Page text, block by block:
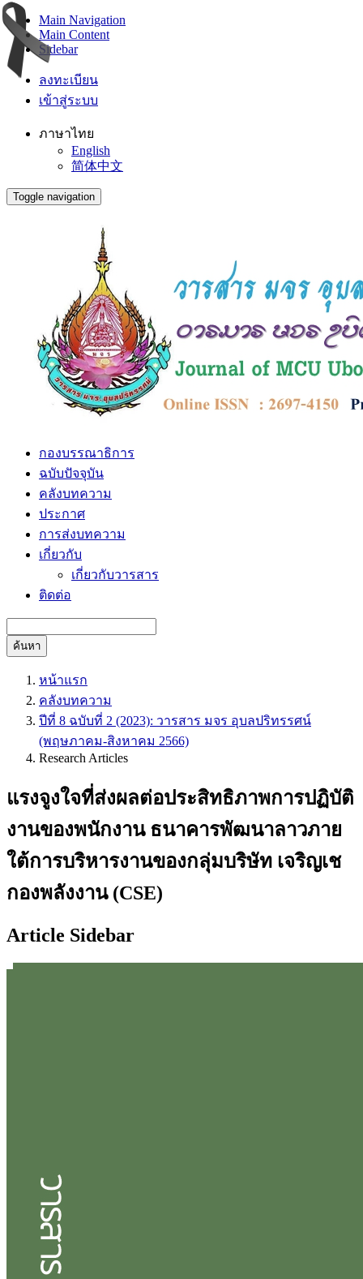
Main Navigation
Main Content
Sidebar
ลงทะเบียน
เข้าสู่ระบบ
ภาษาไทย
English
简体中文
Toggle navigation
กองบรรณาธิการ
ฉบับปัจจุบัน
คลังบทความ
ประกาศ
การส่งบทความ
เกี่ยวกับ
เกี่ยวกับวารสาร
ติดต่อ
ค้นหา
หน้าแรก
คลังบทความ
ปีที่ 8 ฉบับที่ 2 (2023): วารสาร มจร อุบลปริทรรศน์
(พฤษภาคม-สิงหาคม 2566)
Research Articles
แรงจูงใจที่ส่งผลต่อประสิทธิภาพการปฏิบัติ
งานของพนักงาน ธนาคารพัฒนาลาวภาย
ใต้การบริหารงานของกลุ่มบริษัท เจริญเช
กองพลังงาน (CSE)
Article Sidebar